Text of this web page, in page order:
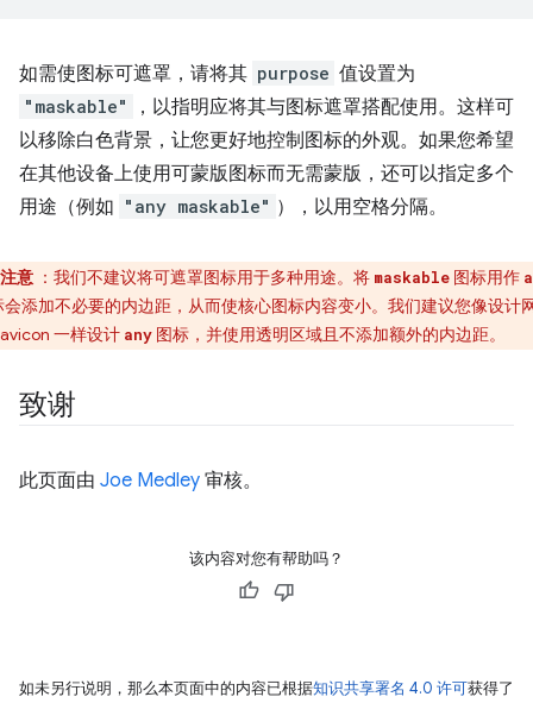
如需使图标可遮罩，请将其 purpose 值设置为
"maskable"
，以指明应将其与图标遮罩搭配使用。这样可
以移除白色背景，让您更好地控制图标的外观。如果您希望
在其他设备上使用可蒙版图标而无需蒙版，还可以指定多个
用途（例如 "any maskable" ），以用空格分隔。
注意 ：我们不建议将可遮罩图标用于多种用途。将 maskable 图标用作
会添加不必要的内边距，从而使核心图标内容变小。我们建议您像设计
一样设计 any 图标，并使用透明区域且不添加额外的内边距。
致谢
此页面由 Joe Medley 审核。
该内容对您有帮助吗？
如未另行说明，那么本页面中的内容已根据知识共享署名 4.0 许可获得了